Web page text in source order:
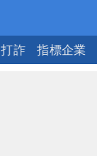
打詐 指標企業